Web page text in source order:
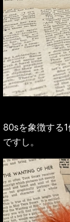
80sを象徴する
ですし。